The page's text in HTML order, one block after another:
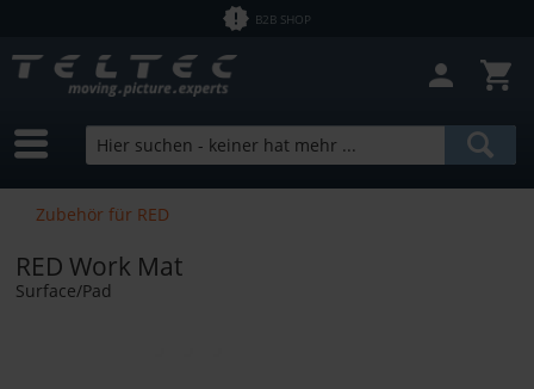
B2B SHOP
Zubehör für RED
RED Work Mat
Surface/Pad